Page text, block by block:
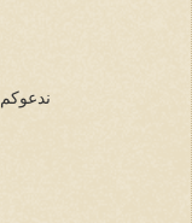
ندعوكم